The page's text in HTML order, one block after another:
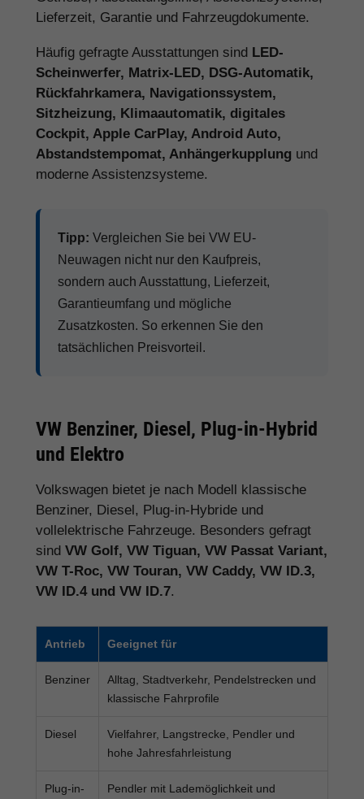
Lieferzeit, Garantie und Fahrzeugdokumente.
Häufig gefragte Ausstattungen sind LED-
Scheinwerfer, Matrix-LED, DSG-Automatik,
Rückfahrkamera, Navigationssystem,
Sitzheizung, Klimaautomatik, digitales
Cockpit, Apple CarPlay, Android Auto,
Abstandstempomat, Anhängerkupplung und
moderne Assistenzsysteme.
Tipp: Vergleichen Sie bei VW EU-
Neuwagen nicht nur den Kaufpreis,
sondern auch Ausstattung, Lieferzeit,
Garantieumfang und mögliche
Zusatzkosten. So erkennen Sie den
tatsächlichen Preisvorteil.
VW Benziner, Diesel, Plug-in-Hybrid
und Elektro
Volkswagen bietet je nach Modell klassische
Benziner, Diesel, Plug-in-Hybride und
vollelektrische Fahrzeuge. Besonders gefragt
sind VW Golf, VW Tiguan, VW Passat Variant,
VW T-Roc, VW Touran, VW Caddy, VW ID.3,
VW ID.4 und VW ID.7.
Antrieb Geeignet für
Benziner
Alltag, Stadtverkehr, Pendelstrecken und
klassische Fahrprofile
Diesel
Vielfahrer, Langstrecke, Pendler und
hohe Jahresfahrleistung
Plug-in-
Pendler mit Lademöglichkeit und